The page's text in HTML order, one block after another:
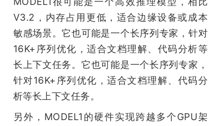
V3.2，内存占用更低，适合边缘设备或成本
敏感场景。它也可能是一个长序列专家，针对
16K+序列优化，适合文档理解、代码分析等
长上下文任务。它也可能是一个长序列专家，
针对16K+序列优化，适合文档理解、代码分
析等长上下文任务。
另外，MODEL1的硬件实现跨越多个GPU架